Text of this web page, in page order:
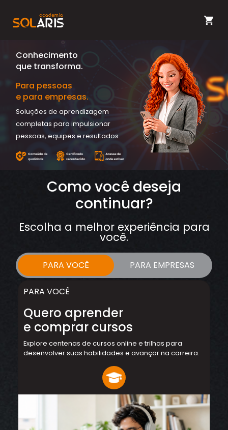
Conhecimento
que transforma.
Para pessoas
e para empresas.
Soluções de aprendizagem
completas para impulsionar
pessoas, equipes e resultados.
Como você deseja
continuar?
Escolha a melhor experiência para
você.
PARA VOCÊ PARA EMPRESAS
PARA VOCÊ
Quero aprender
e comprar cursos
Explore centenas de cursos online e trilhas para
desenvolver suas habilidades e avançar na carreira.